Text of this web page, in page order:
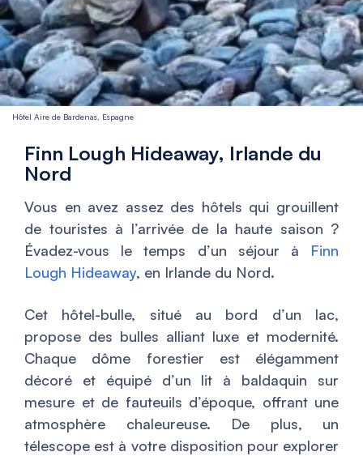
Hôtel Aire de Bardenas, Espagne
Finn Lough Hideaway, Irlande du
Nord
Vous en avez assez des hôtels qui grouillent
de touristes à l’arrivée de la haute saison ?
Évadez-vous le temps d’un séjour à Finn
Lough Hideaway, en Irlande du Nord.
Cet hôtel-bulle, situé au bord d’un lac,
propose des bulles alliant luxe et modernité.
Chaque dôme forestier est élégamment
décoré et équipé d’un lit à baldaquin sur
mesure et de fauteuils d’époque, offrant une
atmosphère chaleureuse. De plus, un
télescope est à votre disposition pour explorer